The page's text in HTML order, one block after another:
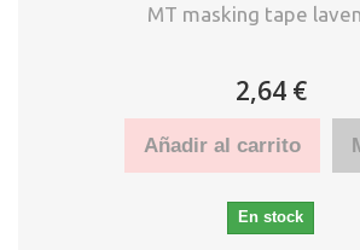
MT masking tape
2,64 €
Añadir al carrito
En stock